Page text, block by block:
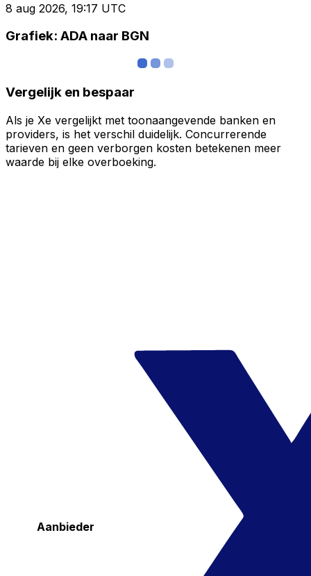
8 aug 2026, 19:17 UTC
Grafiek: ADA naar BGN
Vergelijk en bespaar
Als je Xe vergelijkt met toonaangevende banken en
providers, is het verschil duidelijk. Concurrerende
tarieven en geen verborgen kosten betekenen meer
waarde bij elke overboeking.
Aanbieder